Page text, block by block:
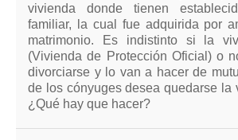
vivienda donde tienen
familiar, la cual fue adquirida por
matrimonio. Es indistinto si la
(Vivienda de Protección Oficial) o
divorciarse y lo van a hacer de
de los cónyuges desea quedarse la
¿Qué hay que hacer?